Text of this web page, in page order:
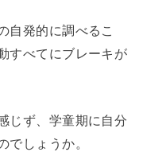
自発的に調べるこ
すべてにブレーキが
じず、学童期に自分
でしょうか。